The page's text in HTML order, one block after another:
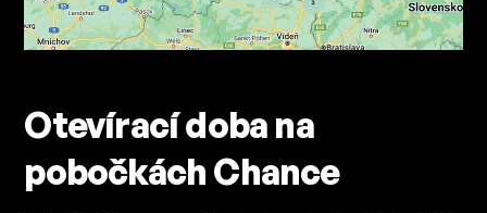
Otevírací doba na
pobočkách Chance